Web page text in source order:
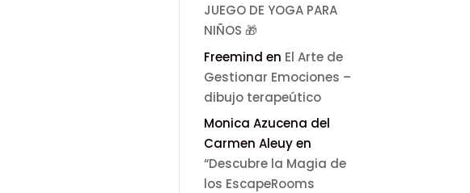
JUEGO DE YOGA PARA
NIÑOS 🎁
Freemind en El Arte de
Gestionar Emociones –
dibujo terapeútico
Monica Azucena del
Carmen Aleuyen
“Descubre la Magia de
los EscapeRooms